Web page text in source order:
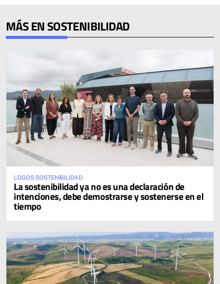
MÁS EN SOSTENIBILIDAD
LOGOS SOSTENIBILIDAD
La sostenibilidad ya no es una declaración de
intenciones, debe demostrarse y sostenerse en el
tiempo